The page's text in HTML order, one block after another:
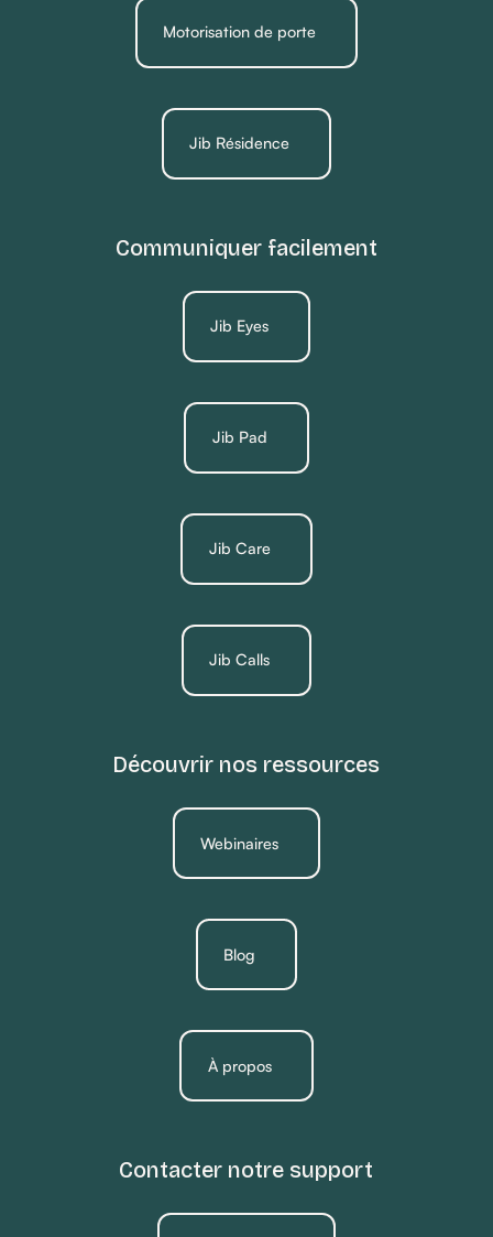
Motorisation de porte
Jib Résidence
Communiquer facilement
Jib Eyes
Jib Pad
Jib Care
Jib Calls
Découvrir nos ressources
Webinaires
Blog
À propos
Contacter notre support